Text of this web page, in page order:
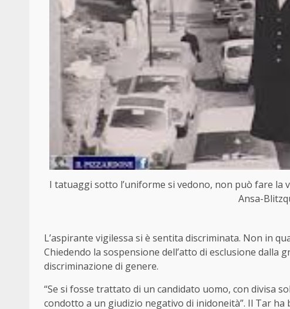
I tatuaggi sotto l’uniforme si vedono, non può fare la
Ansa-
L’aspirante vigilessa si è sentita discriminata. Non in
Chiedendo la sospensione dell’atto di esclusione
discriminazione di genere.
“Se si fosse trattato di un candidato uomo, con divisa
condotto a un giudizio negativo di inidoneità”. Il Tar